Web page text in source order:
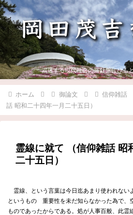
混迷する現代社会の羅針盤にひも
ホーム 御論文 信仰雑話
話 昭和二十四年一月二十五日）
霊線に就て （信仰雑話 昭
二十五日）
霊線、という言葉は今日迄あまり使われない
というものゝ重要性を未だ知らなかった為で、
ものであったからである。処が人事百般、此霊